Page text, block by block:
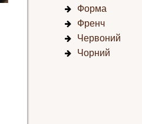
Форма
Френч
Червоний
Чорний